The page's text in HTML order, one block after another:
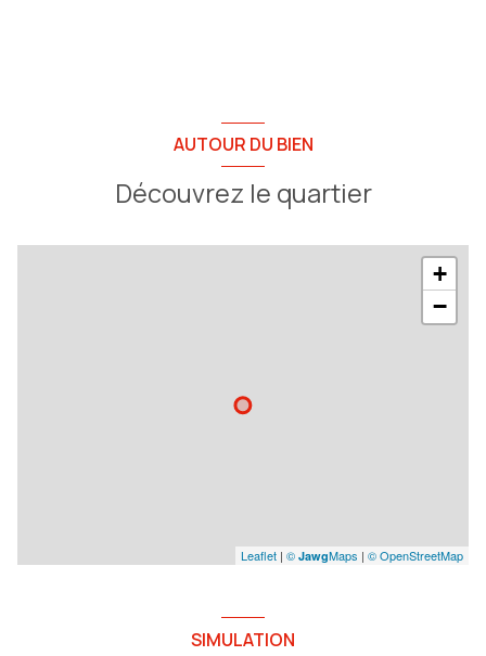
AUTOUR DU BIEN
Découvrez le quartier
+
−
Leaflet | © JawgMaps | © OpenStreetMap
SIMULATION